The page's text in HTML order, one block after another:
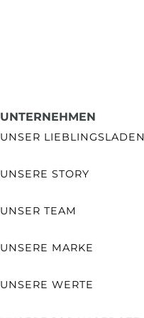
UNTERNEHMEN
UNSER LIEBLINGSLADEN
UNSERE STORY
UNSER TEAM
UNSERE MARKE
UNSERE WERTE